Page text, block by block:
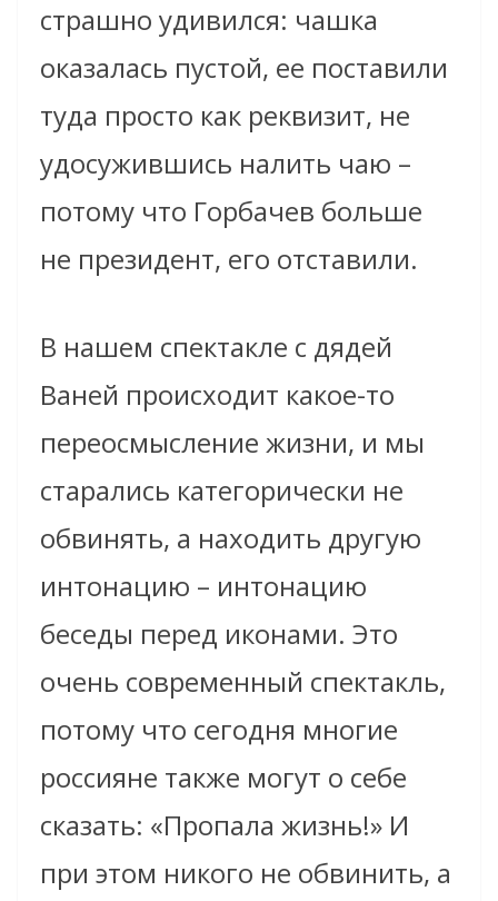
страшно удивился: чашка
оказалась пустой, ее поставили
туда просто как реквизит, не
удосужившись налить чаю –
потому что Горбачев больше
не президент, его отставили.
В нашем спектакле с дядей
Ваней происходит какое-то
переосмысление жизни, и мы
старались категорически не
обвинять, а находить другую
интонацию – интонацию
беседы перед иконами. Это
очень современный спектакль,
потому что сегодня многие
россияне также могут о себе
сказать: «Пропала жизнь!» И
при этом никого не обвинить, а